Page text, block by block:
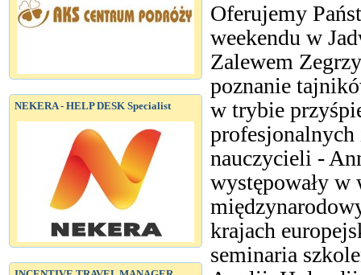
NEKERA - HELP DESK Specialist
Oferujemy
weekendu w
Zalewem
poznanie
w trybie
nauczycieli -
występowały
krajach
seminaria